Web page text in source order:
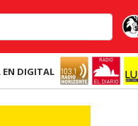
EN DIGITAL